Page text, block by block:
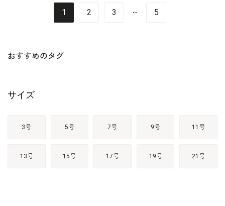
1 2 3 5
おすすめのタグ
サイズ
3号 5号 7号 9号 11号
13号 15号 17号 19号 21号